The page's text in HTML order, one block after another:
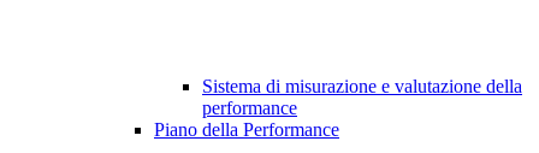
Sistema di misurazione e valutazione della
performance
Piano della Performance